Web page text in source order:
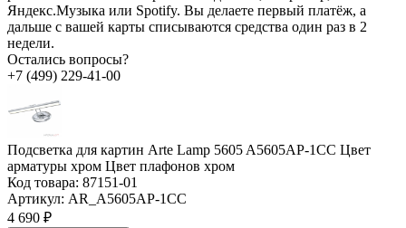
Яндекс.Музыка или Spotify. Вы делаете первый платёж, а
дальше с вашей карты списываются средства один раз в 2
недели.
Остались вопросы?
+7 (499) 229-41-00
Подсветка для картин Arte Lamp 5605 A5605AP-1CC Цвет
арматуры хром Цвет плафонов хром
Код товара: 87151-01
Артикул: AR_A5605AP-1CC
4 690 ₽